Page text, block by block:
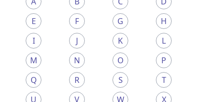
E
F G
H
I
J K
L
M
N O
P
Q
R S
T
U
V W
X